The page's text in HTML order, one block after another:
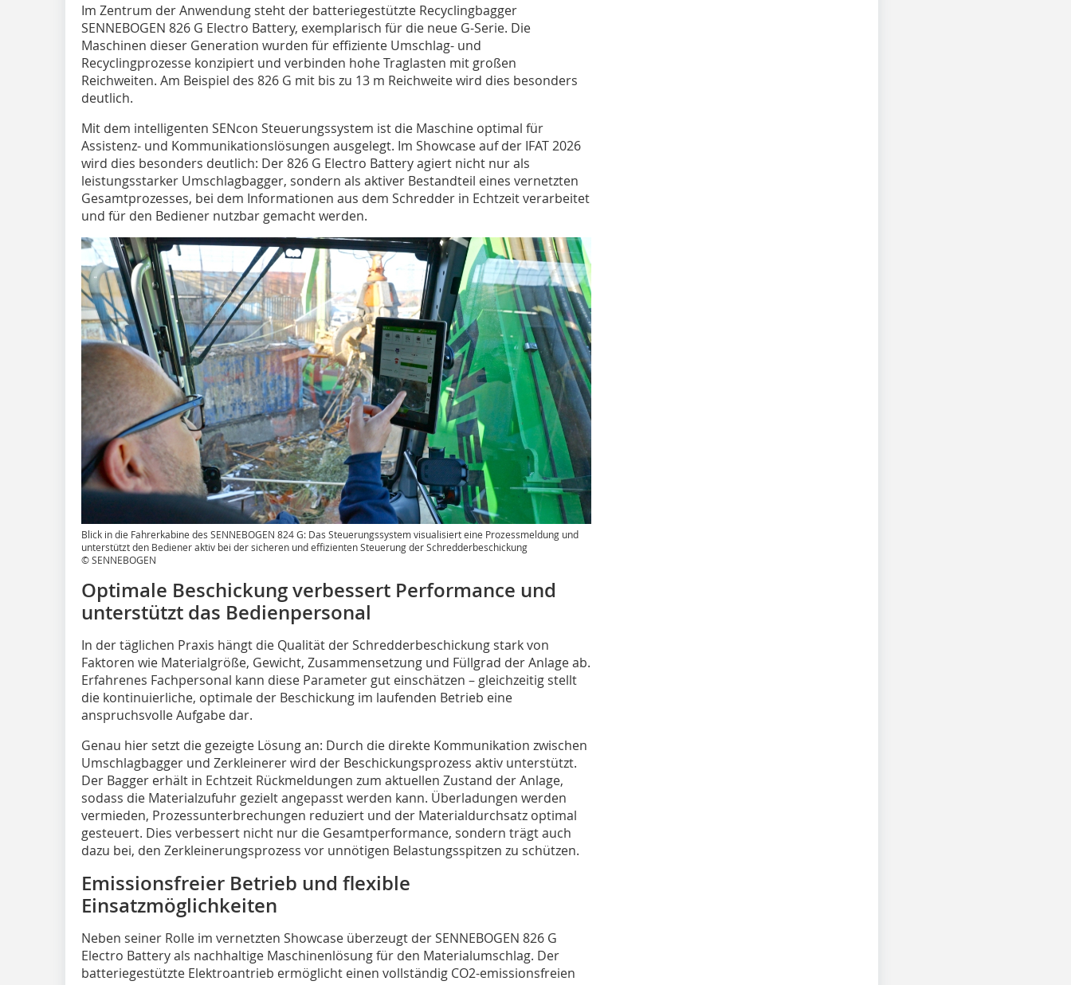
Im Zentrum der Anwendung steht der batteriegestützte Recyclingbagger
SENNEBOGEN 826 G Electro Battery, exemplarisch für die neue G-Serie. Die
Maschinen dieser Generation wurden für effiziente Umschlag- und
Recyclingprozesse konzipiert und verbinden hohe Traglasten mit großen
Reichweiten. Am Beispiel des 826 G mit bis zu 13 m Reichweite wird dies besonders
deutlich.
Mit dem intelligenten SENcon Steuerungssystem ist die Maschine optimal für
Assistenz- und Kommunikationslösungen ausgelegt. Im Showcase auf der IFAT 2026
wird dies besonders deutlich: Der 826 G Electro Battery agiert nicht nur als
leistungsstarker Umschlagbagger, sondern als aktiver Bestandteil eines vernetzten
Gesamtprozesses, bei dem Informationen aus dem Schredder in Echtzeit verarbeitet
und für den Bediener nutzbar gemacht werden.
Blick in die Fahrerkabine des SENNEBOGEN 824 G: Das Steuerungssystem visualisiert eine Prozessmeldung und
unterstützt den Bediener aktiv bei der sicheren und effizienten Steuerung der Schredderbeschickung
© SENNEBOGEN
Optimale Beschickung verbessert Performance und
unterstützt das Bedienpersonal
In der täglichen Praxis hängt die Qualität der Schredderbeschickung stark von
Faktoren wie Materialgröße, Gewicht, Zusammensetzung und Füllgrad der Anlage ab.
Erfahrenes Fachpersonal kann diese Parameter gut einschätzen – gleichzeitig stellt
die kontinuierliche, optimale der Beschickung im laufenden Betrieb eine
anspruchsvolle Aufgabe dar.
Genau hier setzt die gezeigte Lösung an: Durch die direkte Kommunikation zwischen
Umschlagbagger und Zerkleinerer wird der Beschickungsprozess aktiv unterstützt.
Der Bagger erhält in Echtzeit Rückmeldungen zum aktuellen Zustand der Anlage,
sodass die Materialzufuhr gezielt angepasst werden kann. Überladungen werden
vermieden, Prozessunterbrechungen reduziert und der Materialdurchsatz optimal
gesteuert. Dies verbessert nicht nur die Gesamtperformance, sondern trägt auch
dazu bei, den Zerkleinerungsprozess vor unnötigen Belastungsspitzen zu schützen.
Emissionsfreier Betrieb und flexible
Einsatzmöglichkeiten
Neben seiner Rolle im vernetzten Showcase überzeugt der SENNEBOGEN 826 G
Electro Battery als nachhaltige Maschinenlösung für den Materialumschlag. Der
batteriegestützte Elektroantrieb ermöglicht einen vollständig CO2-emissionsfreien